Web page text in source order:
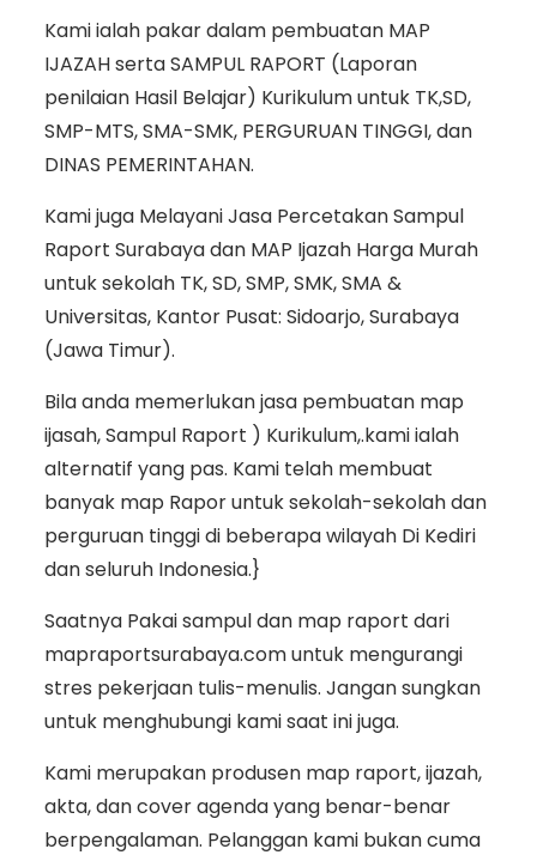
Kami ialah pakar dalam pembuatan MAP
IJAZAH serta SAMPUL RAPORT (Laporan
penilaian Hasil Belajar) Kurikulum untuk TK,SD,
SMP-MTS, SMA-SMK, PERGURUAN TINGGI, dan
DINAS PEMERINTAHAN.
Kami juga Melayani Jasa Percetakan Sampul
Raport Surabaya dan MAP Ijazah Harga Murah
untuk sekolah TK, SD, SMP, SMK, SMA &
Universitas, Kantor Pusat: Sidoarjo, Surabaya
(Jawa Timur).
Bila anda memerlukan jasa pembuatan map
ijasah, Sampul Raport ) Kurikulum,.kami ialah
alternatif yang pas. Kami telah membuat
banyak map Rapor untuk sekolah-sekolah dan
perguruan tinggi di beberapa wilayah Di Kediri
dan seluruh Indonesia.}
Saatnya Pakai sampul dan map raport dari
mapraportsurabaya.com untuk mengurangi
stres pekerjaan tulis-menulis. Jangan sungkan
untuk menghubungi kami saat ini juga.
Kami merupakan produsen map raport, ijazah,
akta, dan cover agenda yang benar-benar
berpengalaman. Pelanggan kami bukan cuma